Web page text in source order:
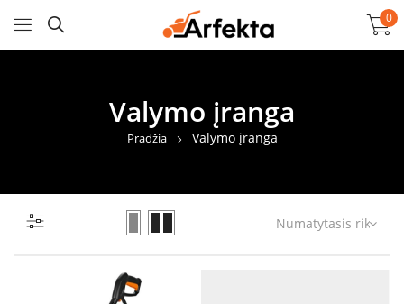
0
Valymo įranga
Pradžia Valymo įranga